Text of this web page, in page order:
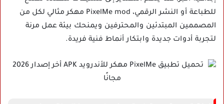
للطباعة أو النشر الرقمي، PixelMe mod مهكر مثالي لكل من
المصممين المبتدئين والمحترفين ويمنحك بيئة عمل مرنة
لتجربة أدوات جديدة وابتكار أنماط فنية فريدة.